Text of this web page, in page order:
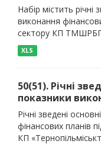
Набір містить річні
виконання
сектору КП
XLS
50(51). Річні
показники
Річні зведені
фінансових планів
КП